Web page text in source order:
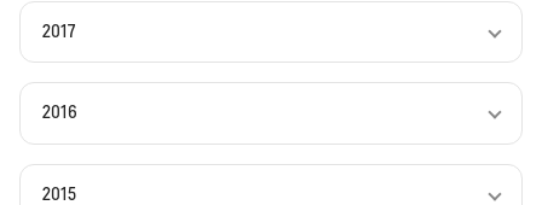
2017
2016
2015